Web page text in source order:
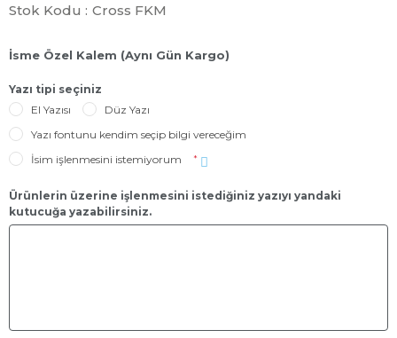
Stok Kodu : Cross FKM
İsme Özel Kalem (Aynı Gün Kargo)
Yazı tipi seçiniz
El Yazısı
Düz Yazı
Yazı fontunu kendim seçip bilgi vereceğim
İsim işlenmesini istemiyorum
*
Ürünlerin üzerine işlenmesini istediğiniz yazıyı yandaki
kutucuğa yazabilirsiniz.